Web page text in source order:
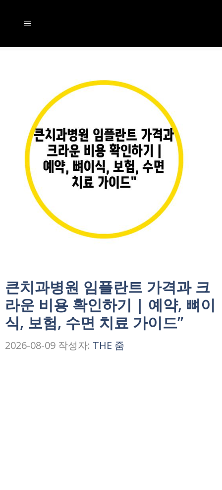
메
뉴
큰치과병원 임플란트 가격과 크
라운 비용 확인하기 | 예약, 뼈이
식, 보험, 수면 치료 가이드”
2026-08-09 작성자: THE 줌